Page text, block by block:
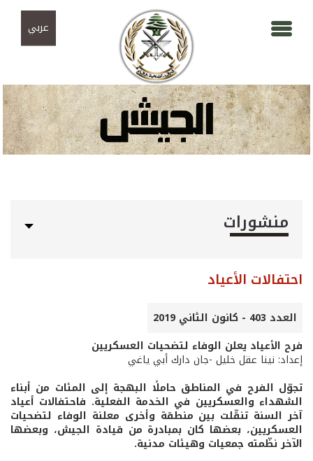
عربي
منشورات
احتفالات الأعياد
العدد 403 - كانون الثاني 2019
فرح الأعياد يعلن الوفاء لتضحيات العسكريين
إعداد: نينا عقل خليل -جان دارك أبي ياغي
تجوّل الفرح في المناطق حاملًا البهجة إلى المئات من أبناء
الشهداء والعسكريين في الخدمة الفعلية. فاحتفالات أعياد
آخر السنة تنقّلت بين منطقة وأخرى معلنة الوفاء لتضحيات
العسكريين، بعضها كان بمبادرة من قيادة الجيش، وبعضها
الآخر نظّمته جمعيات وهيئات مدنية.